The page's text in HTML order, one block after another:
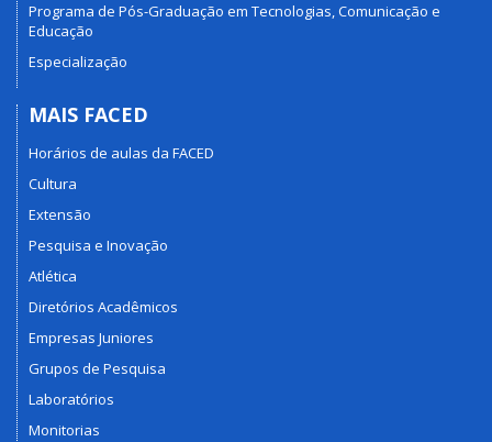
Programa de Pós-Graduação em Tecnologias, Comunicação e
Educação
Especialização
MAIS FACED
Horários de aulas da FACED
Cultura
Extensão
Pesquisa e Inovação
Atlética
Diretórios Acadêmicos
Empresas Juniores
Grupos de Pesquisa
Laboratórios
Monitorias